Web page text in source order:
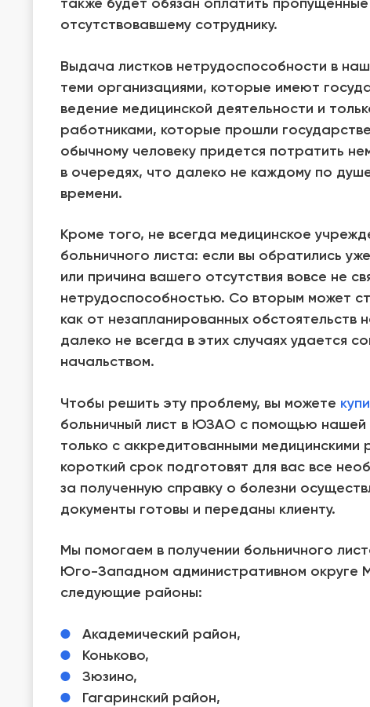
также будет обязан оплатить
отсутствовавшему сотруднику.
Выдача листков нетрудоспособности в
теми организациями, которые имеют
ведение медицинской деятельности и
работниками, которые прошли
обычному человеку придется потратить
в очередях, что далеко не каждому по
времени.
Кроме того, не всегда медицинское
больничного листа: если вы обратились
или причина вашего отсутствия вовсе не
нетрудоспособностью. Со вторым может
как от незапланированных обстоятельств
далеко не всегда в этих случаях удается
начальством.
Чтобы решить эту проблему, вы можете
больничный лист в ЮЗАО с помощью
только с аккредитованными медицинскими
короткий срок подготовят для вас все
за полученную справку о болезни
документы готовы и переданы клиенту.
Мы помогаем в получении больничного
Юго-Западном административном округе
следующие районы:
Академический район,
Коньково,
Зюзино,
Гагаринский район,